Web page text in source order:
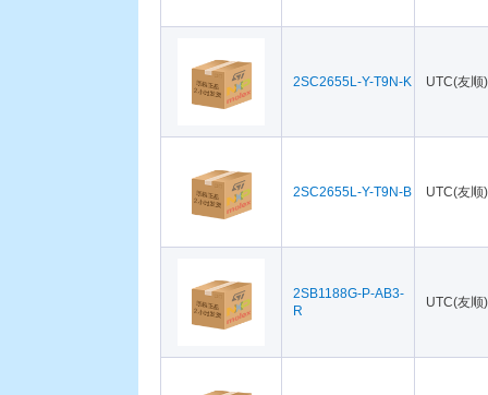
2SC2655L-Y-T9N-K UTC(友顺)
2SC2655L-Y-T9N-B UTC(友顺)
2SB1188G-P-AB3-
R
UTC(友顺)